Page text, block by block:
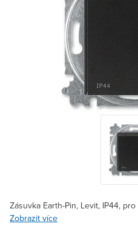
Zásuvka Earth-Pin, Levit, IP44,
Zobrazit více